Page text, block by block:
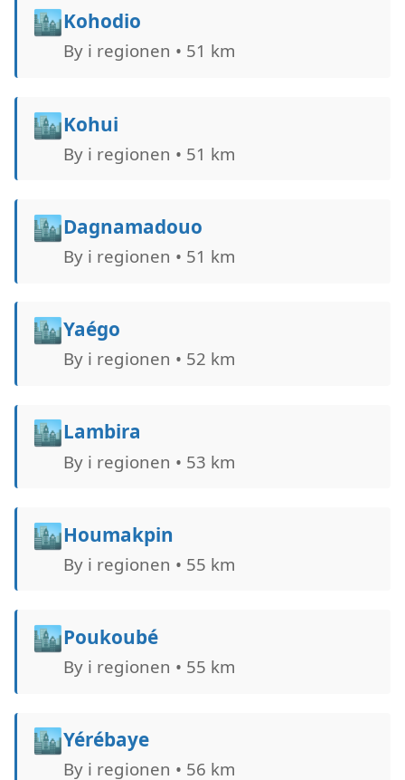
🏙️Kohodio
By i regionen • 51 km
🏙️Kohui
By i regionen • 51 km
🏙️Dagnamadouo
By i regionen • 51 km
🏙️Yaégo
By i regionen • 52 km
🏙️Lambira
By i regionen • 53 km
🏙️Houmakpin
By i regionen • 55 km
🏙️Poukoubé
By i regionen • 55 km
🏙️Yérébaye
By i regionen • 56 km